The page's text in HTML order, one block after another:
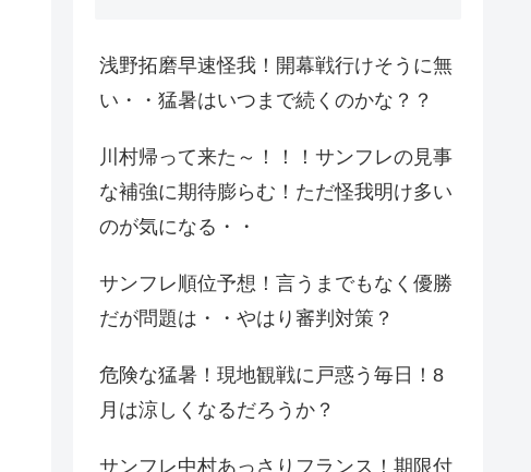
浅野拓磨早速怪我！開幕戦行けそうに無
い・・猛暑はいつまで続くのかな？？
川村帰って来た～！！！サンフレの見事
な補強に期待膨らむ！ただ怪我明け多い
のが気になる・・
サンフレ順位予想！言うまでもなく優勝
だが問題は・・やはり審判対策？
危険な猛暑！現地観戦に戸惑う毎日！8
月は涼しくなるだろうか？
サンフレ中村あっさりフランス！期限付